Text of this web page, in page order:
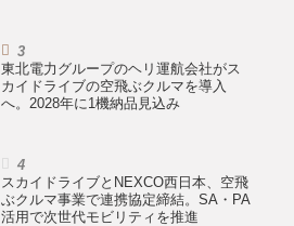
東北電力グループのヘリ運航会社がス
カイドライブの空飛ぶクルマを導入
へ。2028年に1機納品見込み
スカイドライブとNEXCO西日本、空飛
ぶクルマ事業で連携協定締結。SA・PA
活用で次世代モビリティを推進